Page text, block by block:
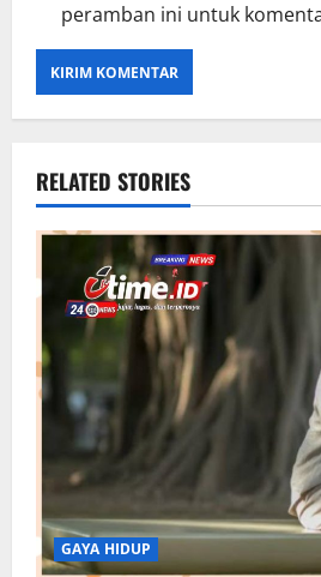
peramban ini untuk
RELATED STORIES
GAYA HIDUP